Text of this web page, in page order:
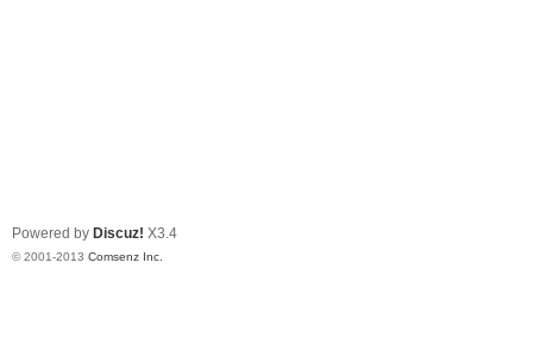
Powered by Discuz! X3.4
© 2001-2013 Comsenz Inc.